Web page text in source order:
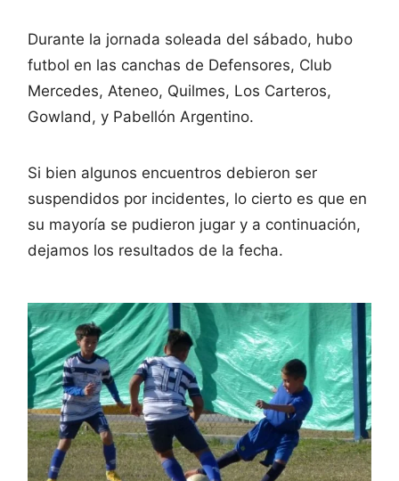
Durante la jornada soleada del sábado, hubo
futbol en las canchas de Defensores, Club
Mercedes, Ateneo, Quilmes, Los Carteros,
Gowland, y Pabellón Argentino.
Si bien algunos encuentros debieron ser
suspendidos por incidentes, lo cierto es que en
su mayoría se pudieron jugar y a continuación,
dejamos los resultados de la fecha.